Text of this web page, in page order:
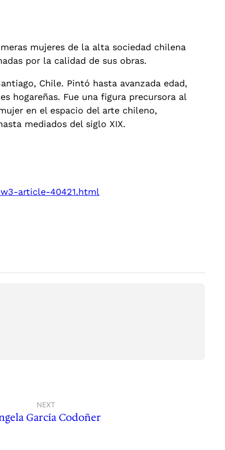
mujeres de la alta sociedad chilena
por la calidad de sus obras.
Chile. Pintó hasta avanzada edad,
hogareñas. Fue una figura precursora al
en el espacio del arte chileno,
mediados del siglo XIX.
article-40421.html
NEXT
García Codoñer